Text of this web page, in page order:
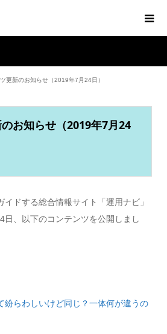
更新のお知らせ（2019年7月24日）
お知らせ（2019年7月24
ドする総合情報サイト「運用ナビ」
日、以下のコンテンツを公開しまし
紛らわしいけど同じ？一体何が違うの